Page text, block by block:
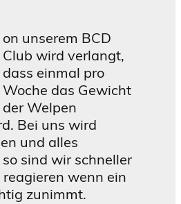
on unserem BCD
Club wird verlangt,
dass einmal pro
Woche das Gewicht
der Welpen
Bei uns wird
und alles
sind wir schneller
wenn ein
zunimmt.